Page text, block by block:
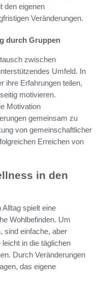
den eigenen
Veränderungen.
durch Gruppen
zwischen
Umfeld. In
ihre Erfahrungen teilen,
motivieren.
Motivation
gemeinsam zu
von gemeinschaftlicher
Erreichen von
in den
spielt eine
Wohlbefinden. Um
sind einfache, aber
in die täglichen
Durch Veränderungen
das eigene